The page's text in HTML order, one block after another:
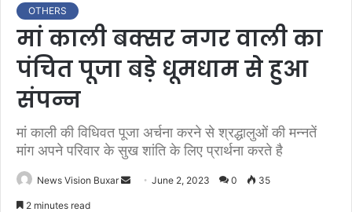
OTHERS
मां काली बक्सर नगर वाली का
पंचित पूजा बड़े धूमधाम से हुआ
संपन्न
मां काली की विधिवत पूजा अर्चना करने से श्रद्धालुओं की मन्नतें
मांग अपने परिवार के सुख शांति के लिए प्रार्थना करते है
News Vision Buxar June 2, 2023 0 35
2 minutes read